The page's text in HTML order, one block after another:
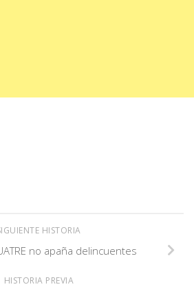
HISTORIA
no apaña delincuentes
HISTORIA PREVIA